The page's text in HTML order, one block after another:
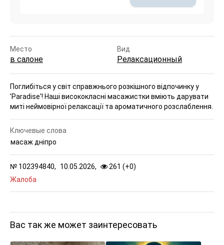
Место
в салоне
Вид
Релаксационный
Поглибіться у світ справжнього розкішного відпочинку у
'Paradise'! Наші висококласні масажистки вміють дарувати
миті неймовірної релаксації та ароматичного розслаблення.
№ 102394840, 10.05.2026, 261 (+0)
Жалоба
Ключевые слова
масаж дніпро
Вас так же может заинтересовать